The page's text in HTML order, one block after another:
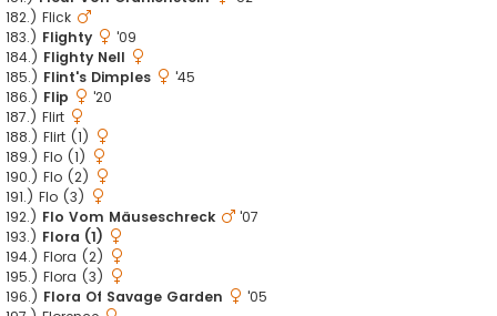
182.) Flick
183.) Flighty
'09
184.) Flighty Nell
185.) Flint's Dimples
'45
186.) Flip
'20
187.) Flirt
188.) Flirt (1)
189.) Flo (1)
190.) Flo (2)
191.) Flo (3)
192.) Flo Vom Mäuseschreck
'07
193.) Flora (1)
194.) Flora (2)
195.) Flora (3)
196.) Flora Of Savage Garden
'05